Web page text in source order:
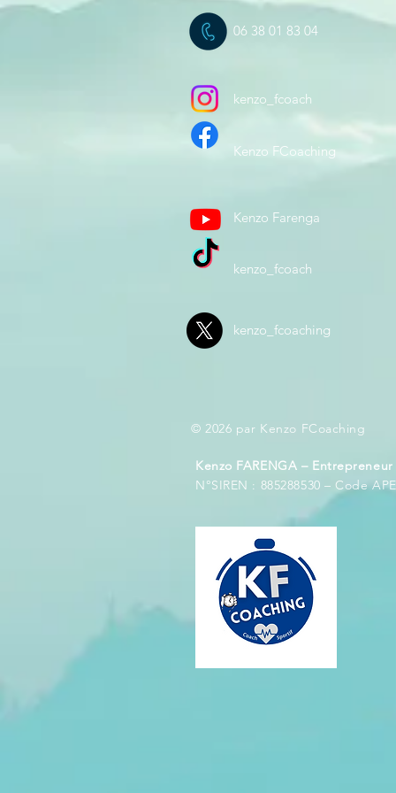
06 38 01 83 04
kenzo_fcoach
Kenzo FCoaching
Kenzo Farenga
kenzo_fcoach
kenzo_fcoaching
© 2026 par Kenzo FCoaching
Kenzo FARENGA –
N°SIREN : 885288530 – Code